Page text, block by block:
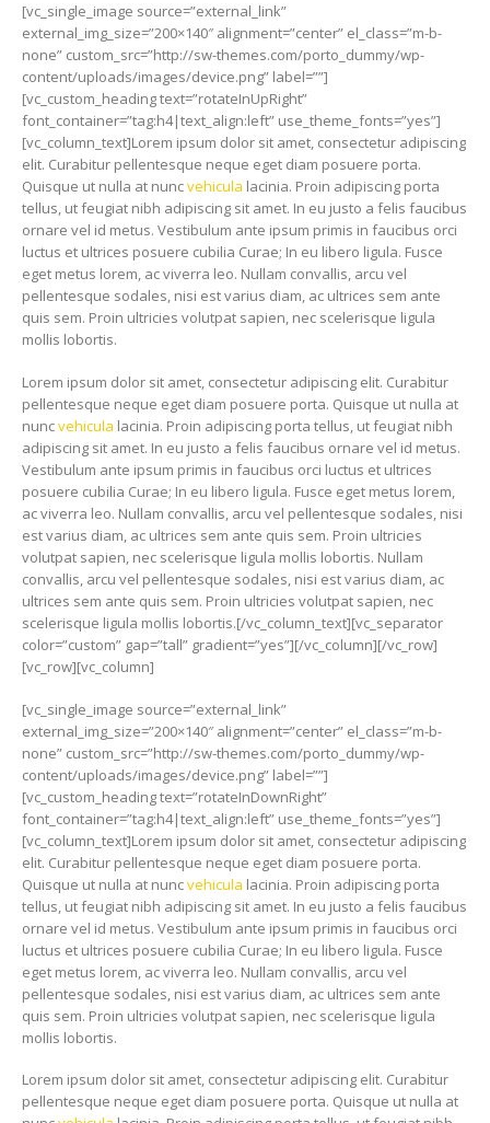
[vc_single_image source=”external_link”
external_img_size=”200×140″ alignment=”center” el_class=”m-b-
none” custom_src=”http://sw-themes.com/porto_dummy/wp-
content/uploads/images/device.png” label=””]
[vc_custom_heading text=”rotateInUpRight”
font_container=”tag:h4|text_align:left” use_theme_fonts=”yes”]
[vc_column_text]Lorem ipsum dolor sit amet, consectetur adipiscing
elit. Curabitur pellentesque neque eget diam posuere porta.
Quisque ut nulla at nuncvehicula lacinia. Proin adipiscing porta
tellus, ut feugiat nibh adipiscing sit amet. In eu justo a felis faucibus
ornare vel id metus. Vestibulum ante ipsum primis in faucibus orci
luctus et ultrices posuere cubilia Curae; In eu libero ligula. Fusce
eget metus lorem, ac viverra leo. Nullam convallis, arcu vel
pellentesque sodales, nisi est varius diam, ac ultrices sem ante
quis sem. Proin ultricies volutpat sapien, nec scelerisque ligula
mollis lobortis.
Lorem ipsum dolor sit amet, consectetur adipiscing elit. Curabitur
pellentesque neque eget diam posuere porta. Quisque ut nulla at
nuncvehicula lacinia. Proin adipiscing porta tellus, ut feugiat nibh
adipiscing sit amet. In eu justo a felis faucibus ornare vel id metus.
Vestibulum ante ipsum primis in faucibus orci luctus et ultrices
posuere cubilia Curae; In eu libero ligula. Fusce eget metus lorem,
ac viverra leo. Nullam convallis, arcu vel pellentesque sodales, nisi
est varius diam, ac ultrices sem ante quis sem. Proin ultricies
volutpat sapien, nec scelerisque ligula mollis lobortis. Nullam
convallis, arcu vel pellentesque sodales, nisi est varius diam, ac
ultrices sem ante quis sem. Proin ultricies volutpat sapien, nec
scelerisque ligula mollis lobortis.[/vc_column_text][vc_separator
color=”custom” gap=”tall” gradient=”yes”][/vc_column][/vc_row]
[vc_row][vc_column]
[vc_single_image source=”external_link”
external_img_size=”200×140″ alignment=”center” el_class=”m-b-
none” custom_src=”http://sw-themes.com/porto_dummy/wp-
content/uploads/images/device.png” label=””]
[vc_custom_heading text=”rotateInDownRight”
font_container=”tag:h4|text_align:left” use_theme_fonts=”yes”]
[vc_column_text]Lorem ipsum dolor sit amet, consectetur adipiscing
elit. Curabitur pellentesque neque eget diam posuere porta.
Quisque ut nulla at nuncvehicula lacinia. Proin adipiscing porta
tellus, ut feugiat nibh adipiscing sit amet. In eu justo a felis faucibus
ornare vel id metus. Vestibulum ante ipsum primis in faucibus orci
luctus et ultrices posuere cubilia Curae; In eu libero ligula. Fusce
eget metus lorem, ac viverra leo. Nullam convallis, arcu vel
pellentesque sodales, nisi est varius diam, ac ultrices sem ante
quis sem. Proin ultricies volutpat sapien, nec scelerisque ligula
mollis lobortis.
Lorem ipsum dolor sit amet, consectetur adipiscing elit. Curabitur
pellentesque neque eget diam posuere porta. Quisque ut nulla at